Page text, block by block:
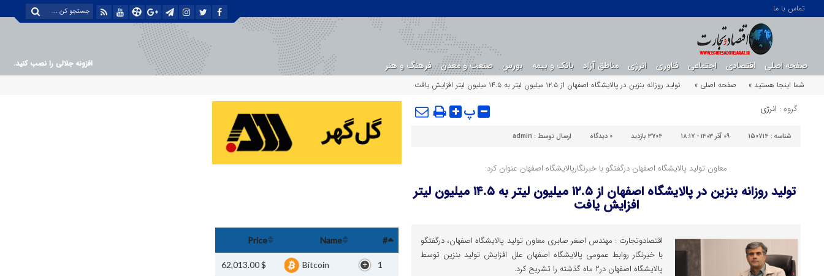
تماس با ما
صفحه اصلی اقتصادی اجتماعی فناوری انرژی مناطق آزاد بانک و بیمه بورس صنعت و معدن فرهنگ و هنر
افزونه جلالی را نصب کنید.
شما اینجا هستید »
صفحه اصلی » تولید روزانه بنزین در پالایشگاه اصفهان از ۱۲.۵ میلیون لیتر به ۱۴.۵ میلیون لیتر افزایش یافت
گروه : انرژی پ
شناسه : 150714 ۰۹ آذر ۱۴۰۳ - ۱۸:۱۷ 3704 بازدید 0 دیدگاه ارسال توسط : admin
معاون تولید پالایشگاه اصفهان درگفتگو با خبرنگارپالایشگاه اصفهان عنوان کرد:
تولید روزانه بنزین در پالایشگاه اصفهان از ۱۲.۵ میلیون لیتر به ۱۴.۵ میلیون لیتر
افزایش یافت
اقتصادوتجارت : مهندس اصغر صابری معاون تولید پالایشگاه اصفهان، درگفتگو
با خبرنگار روابط عمومی پالایشگاه اصفهان علل افزایش تولید بنزین توسط
پالایشگاه اصفهان در۲ ماه گذشته را تشریح کرد.
#
Name
Price
1
Bitcoin
$ 62,013.00